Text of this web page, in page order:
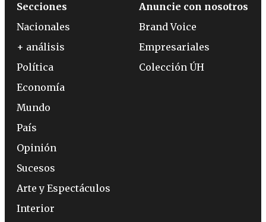
Secciones
Nacionales
+ análisis
Política
Economía
Mundo
País
Opinión
Sucesos
Arte y Espectáculos
Interior
Anuncie con nosotros
Brand Voice
Empresariales
Colección ÚH